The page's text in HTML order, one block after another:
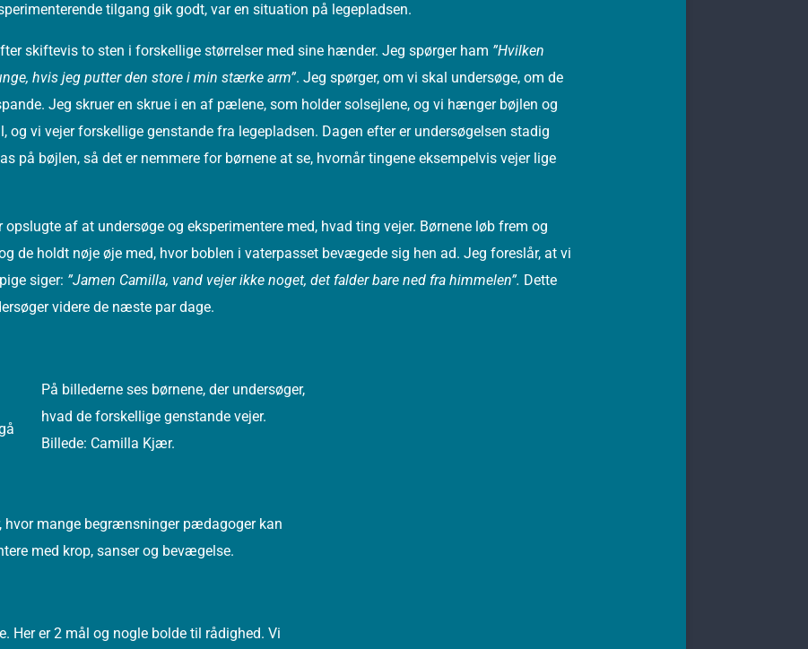
tilgang gik godt, var en situation på legepladsen.
skiftevis to sten i forskellige størrelser med sine hænder. Jeg spørger ham ”Hvilken
hvis jeg putter den store i min stærke arm”. Jeg spørger, om vi skal undersøge, om de
Jeg skruer en skrue i en af pælene, som holder solsejlene, og vi hænger bøjlen og
og vi vejer forskellige genstande fra legepladsen. Dagen efter er undersøgelsen stadig
på bøjlen, så det er nemmere for børnene at se, hvornår tingene eksempelvis vejer lige
af at undersøge og eksperimentere med, hvad ting vejer. Børnene løb frem og
de holdt nøje øje med, hvor boblen i vaterpasset bevægede sig hen ad. Jeg foreslår, at vi
siger: ”Jamen Camilla, vand vejer ikke noget, det falder bare ned fra himmelen”. Dette
videre de næste par dage.
På billederne ses børnene, der undersøger,
hvad de forskellige genstande vejer.
Billede: Camilla Kjær.
hvor mange begrænsninger pædagoger kan
med krop, sanser og bevægelse.
Her er 2 mål og nogle bolde til rådighed. Vi